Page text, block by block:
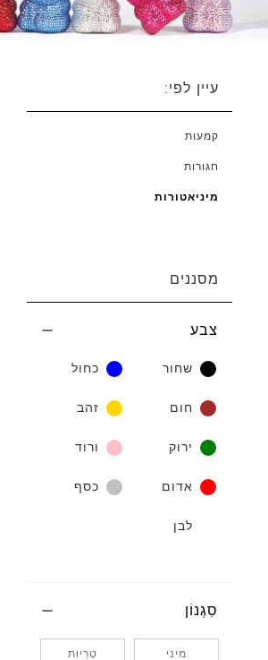
עיין לפי:
קמעות
חגורות
מיניאטורות
מסננים
צבע
שחור כחול
חום זהב
ירוק ורוד
אדום כסף
לבן
סִגְנוֹן
מיני טְרִיוּת